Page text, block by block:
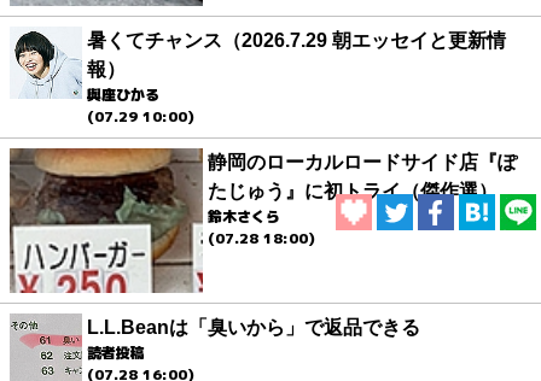
暑くてチャンス（2026.7.29 朝エッセイと更新情
報）
與座ひかる
(07.29 10:00)
静岡のローカルロードサイド店『ぽ
たじゅう』に初トライ（傑作選）
鈴木さくら
(07.28 18:00)
L.L.Beanは「臭いから」で返品できる
読者投稿
(07.28 16:00)